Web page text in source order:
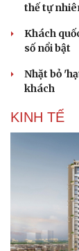
thế tự
Khách
số nổi bật
Nhặt bỏ
khách
KINH TẾ